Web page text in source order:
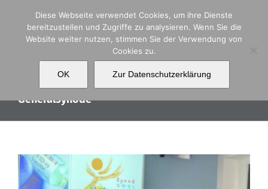
springen
Generalsynode
Diese Webseite verwendet Cookies, um ihre Dienste
bereitzustellen und Zugriffe zu analysieren. Wenn Sie die
Website weiter nutzen, stimmen Sie der Verwendung von
Cookies zu.
OK Zur Datenschutzerklärung